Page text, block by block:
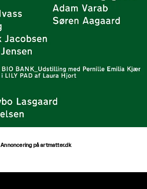
Annoncering på artmatter.dk